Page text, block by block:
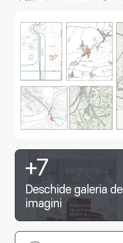
+7
Deschide galeria de
imagini